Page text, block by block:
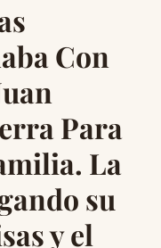
Con
Para
La
su
y el